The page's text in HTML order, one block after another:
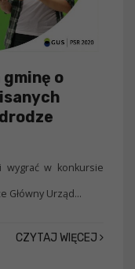
gminę o
wygrać w konkursie
Główny Urząd...
CZYTAJ WIĘCEJ